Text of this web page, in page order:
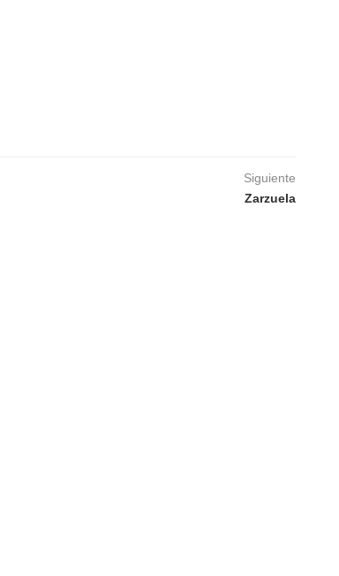
Siguiente
Zarzuela